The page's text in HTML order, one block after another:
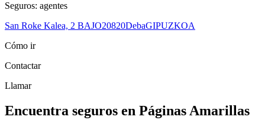
Seguros: agentes
San Roke Kalea, 2 BAJO20820DebaGIPUZKOA
Cómo ir
Contactar
Llamar
Encuentra seguros en Páginas Amarillas